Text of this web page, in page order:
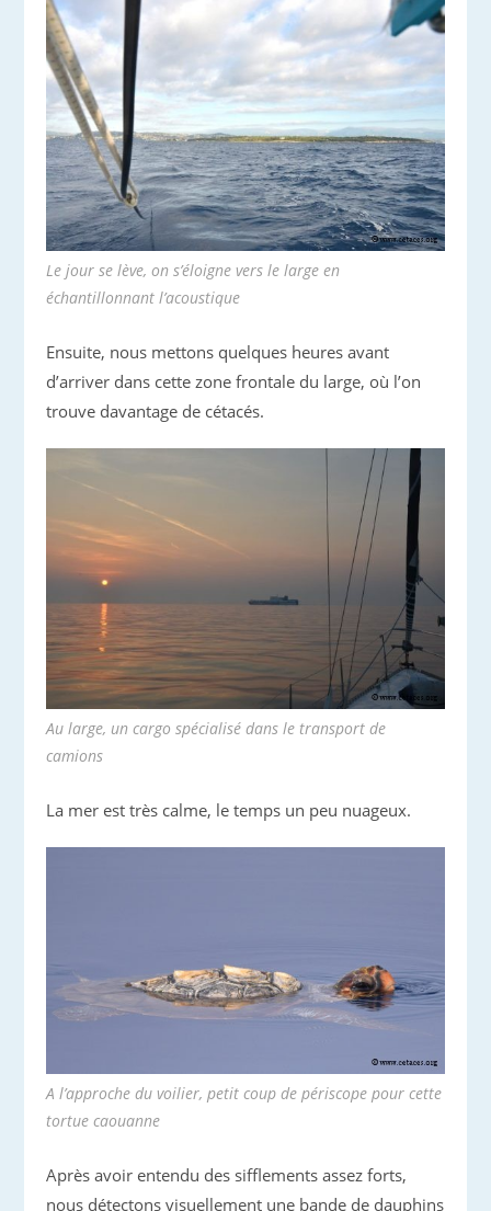
Le jour se lève, on s’éloigne vers le large en
échantillonnant l’acoustique
Ensuite, nous mettons quelques heures avant
d’arriver dans cette zone frontale du large, où l’on
trouve davantage de cétacés.
Au large, un cargo spécialisé dans le transport de
camions
La mer est très calme, le temps un peu nuageux.
A l’approche du voilier, petit coup de périscope pour cette
tortue caouanne
Après avoir entendu des sifflements assez forts,
nous détectons visuellement une bande de dauphins